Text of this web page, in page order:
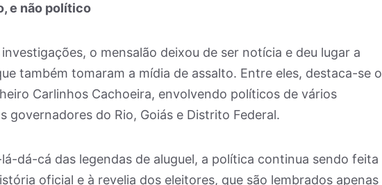
e não político
o mensalão deixou de ser notícia e deu lugar a
também tomaram a mídia de assalto. Entre eles, destaca-se o
Carlinhos Cachoeira, envolvendo políticos de vários
governadores do Rio, Goiás e Distrito Federal.
dá-cá das legendas de aluguel, a política continua sendo feita
oficial e à revelia dos eleitores, que são lembrados apenas